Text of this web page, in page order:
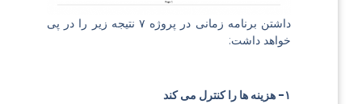
داشتن برنامه زمانی در پروژه ۷ نتیجه زیر را در پی
خواهد داشت:
۱- هزینه ها را کنترل می کند